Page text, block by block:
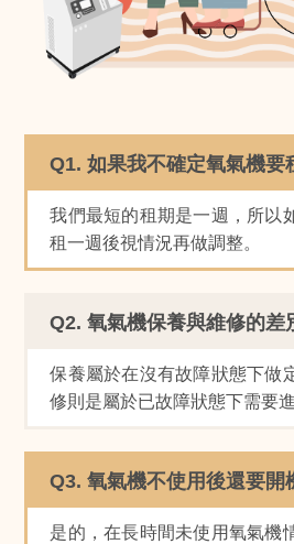
Q1. 如果我不確定氧氣機要
我們最短的租期是一週，所以
租一週後視情況再做調整。
Q2. 氧氣機保養與維修的差
保養屬於在沒有故障狀態下做
修則是屬於已故障狀態下需要進
Q3. 氧氣機不使用後還要開
是的，在長時間未使用氧氣機